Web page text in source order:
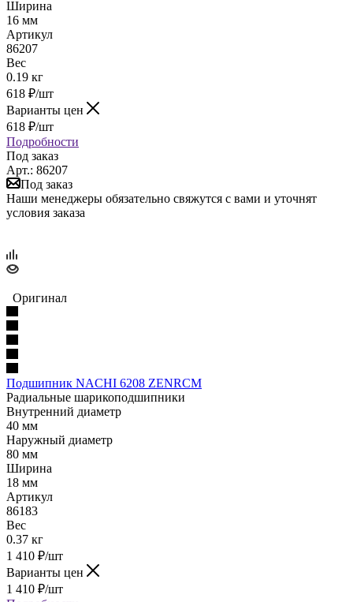
Ширина
16 мм
Артикул
86207
Вес
0.19 кг
618 ₽/шт
Варианты цен
618 ₽/шт
Подробности
Под заказ
Арт.: 86207
Под заказ
Наши менеджеры обязательно свяжутся с вами и уточнят
условия заказа
Оригинал
Подшипник NACHI 6208 ZENRCM
Радиальные шарикоподшипники
Внутренний диаметр
40 мм
Наружный диаметр
80 мм
Ширина
18 мм
Артикул
86183
Вес
0.37 кг
1 410 ₽/шт
Варианты цен
1 410 ₽/шт